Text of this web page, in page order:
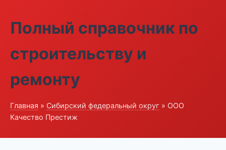
Полный справочник по
строительству и
ремонту
Главная » Сибирский федеральный округ » ООО
Качество Престиж